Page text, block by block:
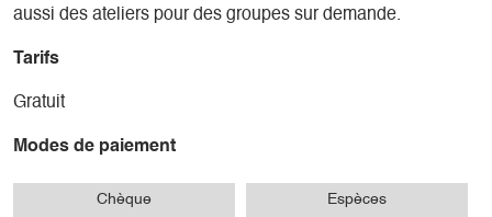
aussi des ateliers pour des groupes sur demande.
Tarifs
Gratuit
Modes de paiement
Chèque Espèces